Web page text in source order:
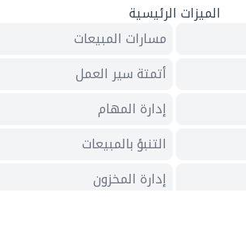
الميزات الرئيسية
مسارات المبيعات
أتمتة سير العمل
إدارة المهام
التنبؤ بالمبيعات
إدارة المخزون